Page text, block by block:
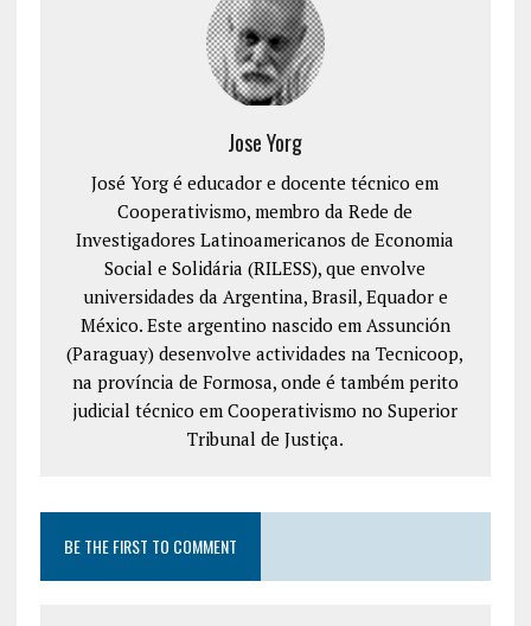
Jose Yorg
José Yorg é educador e docente técnico em
Cooperativismo, membro da Rede de
Investigadores Latinoamericanos de Economia
Social e Solidária (RILESS), que envolve
universidades da Argentina, Brasil, Equador e
México. Este argentino nascido em Assunción
(Paraguay) desenvolve actividades na Tecnicoop,
na província de Formosa, onde é também perito
judicial técnico em Cooperativismo no Superior
Tribunal de Justiça.
BE THE FIRST TO COMMENT